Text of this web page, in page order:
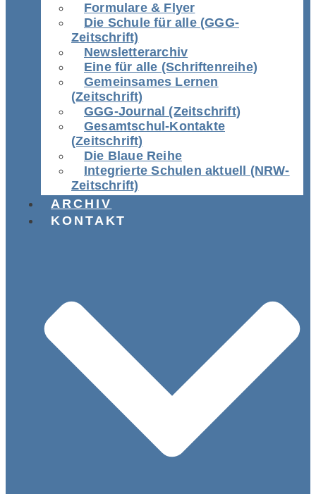
Formulare & Flyer
Die Schule für alle (GGG-
Zeitschrift)
Newsletterarchiv
Eine für alle (Schriftenreihe)
Gemeinsames Lernen
(Zeitschrift)
GGG-Journal (Zeitschrift)
Gesamtschul-Kontakte
(Zeitschrift)
Die Blaue Reihe
Integrierte Schulen aktuell (NRW-
Zeitschrift)
ARCHIV
KONTAKT